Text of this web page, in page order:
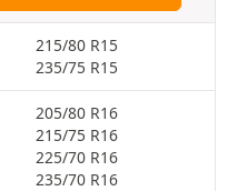
215/80 R15
235/75 R15
205/80 R16
215/75 R16
225/70 R16
235/70 R16